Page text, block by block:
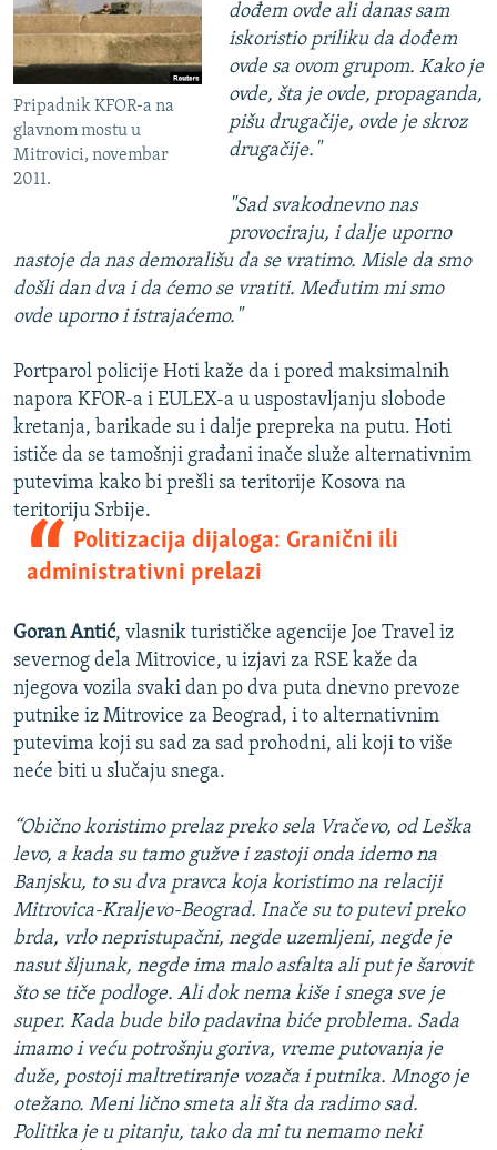
Pripadnik KFOR-a na
glavnom mostu u
Mitrovici, novembar
2011.
dođem ovde ali danas sam
iskoristio priliku da dođem
ovde sa ovom grupom. Kako je
ovde, šta je ovde, propaganda,
pišu drugačije, ovde je skroz
drugačije."
"Sad svakodnevno nas
provociraju, i dalje uporno
nastoje da nas demorališu da se vratimo. Misle da smo
došli dan dva i da ćemo se vratiti. Međutim mi smo
ovde uporno i istrajaćemo."
Portparol policije Hoti kaže da i pored maksimalnih
napora KFOR-a i EULEX-a u uspostavljanju slobode
kretanja, barikade su i dalje prepreka na putu. Hoti
ističe da se tamošnji građani inače služe alternativnim
putevima kako bi prešli sa teritorije Kosova na
teritoriju Srbije.
Politizacija dijaloga: Granični ili
administrativni prelazi
Goran Antić, vlasnik turističke agencije Joe Travel iz
severnog dela Mitrovice, u izjavi za RSE kaže da
njegova vozila svaki dan po dva puta dnevno prevoze
putnike iz Mitrovice za Beograd, i to alternativnim
putevima koji su sad za sad prohodni, ali koji to više
neće biti u slučaju snega.
“Obično koristimo prelaz preko sela Vračevo, od Leška
levo, a kada su tamo gužve i zastoji onda idemo na
Banjsku, to su dva pravca koja koristimo na relaciji
Mitrovica-Kraljevo-Beograd. Inače su to putevi preko
brda, vrlo nepristupačni, negde uzemljeni, negde je
nasut šljunak, negde ima malo asfalta ali put je šarovit
što se tiče podloge. Ali dok nema kiše i snega sve je
super. Kada bude bilo padavina biće problema. Sada
imamo i veću potrošnju goriva, vreme putovanja je
duže, postoji maltretiranje vozača i putnika. Mnogo je
otežano. Meni lično smeta ali šta da radimo sad.
Politika je u pitanju, tako da mi tu nemamo neki